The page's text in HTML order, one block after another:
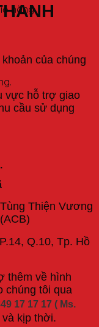
hàng.
của chúng
vực hỗ trợ giao
cầu sử dụng
Thiện Vương
Q.10, Tp. Hồ
thêm về hình
chúng tôi qua
17 17 17 ( Ms.
kịp thời.